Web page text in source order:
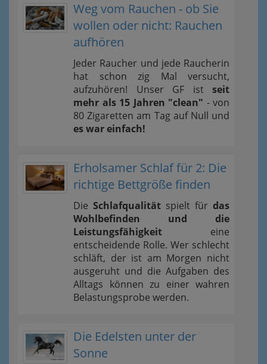
Weg vom Rauchen - ob Sie
wollen oder nicht: Rauchen
aufhören
Jeder Raucher und jede Raucherin
hat schon zig Mal versucht,
aufzuhören! Unser GF ist seit
mehr als 15 Jahren "clean" - von
80 Zigaretten am Tag auf Null und
es war einfach!
Erholsamer Schlaf für 2: Die
richtige Bettgröße finden
Die Schlafqualität spielt für das
Wohlbefinden und die
Leistungsfähigkeit eine
entscheidende Rolle. Wer schlecht
schläft, der ist am Morgen nicht
ausgeruht und die Aufgaben des
Alltags können zu einer wahren
Belastungsprobe werden.
Die Edelsten unter der
Sonne